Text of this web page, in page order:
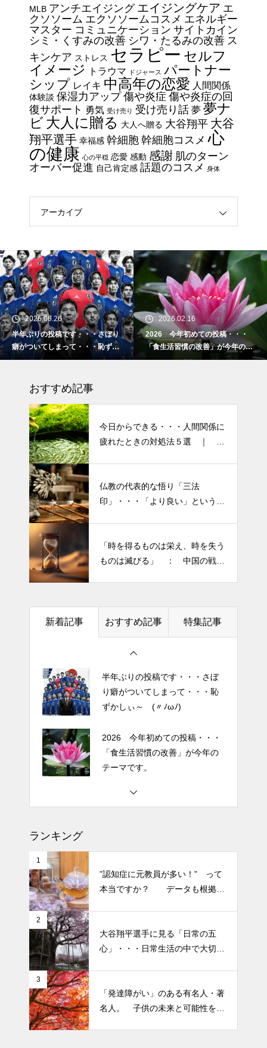
に疲れたときの対処法５選
｜ 心がラクになる考え方
エイジングケアで最近気になっ
ているスキンケア製品・・・幹
細胞コスメ vs エクソソーム
コスメ②
エイジングケアで最近気になっ
ているスキンケア製品・・・幹
細胞コスメ vs エクソソーム
コスメ ①
エイジングケアで最近気になっ
ているスキンケア製品・・・幹
細胞コスメ ③
土用の丑の日・・・余計なこと
を言ってすみませんでした。大
人気なかったですね・・・
半年ぶりの投稿です・・・さぼ
「食生活習慣の改善」が今年の
テーマです。
「山本由伸 完投｜2025年WS ド
ジャースVSブルージェイズで魅
大谷翔平選手 伝説の一
夜・・・ドジャースをワールド
跡
に疲れたときの対処法５選
ているスキンケア製品・・・幹
細胞コスメ vs エクソソーム
コスメ②
ているスキンケア製品・・・幹
細胞コスメ vs エクソソーム
コスメ ①
細胞コスメ ③
MLB アンチエイジング エイジングケア エ
クソソーム エクソソームコスメ エネルギー
マスター コミュニケーション サイトカイン
シミ・くすみの改善 シワ・たるみの改善 ス
キンケア ストレス セラピー セルフ
イメージ
トラウマ ドジャース パートナー
シップ レイキ 中高年の恋愛 人間関係
体験談 保湿力アップ傷や炎症 傷や炎症の回
復サポート 勇気 受け売り 受け売り話 夢 夢ナ
ビ 大人に贈る 大人へ贈る 大谷翔平 大谷
翔平選手 幸福感 幹細胞幹細胞コスメ 心
の健康 心の平穏 恋愛 感動 感謝 肌のターン
オーバー促進 自己肯定感 話題のコスメ 身体
アーカイブ
2026.06.26
半年ぶりの投稿です・・・さぼり
癖がついてしまって・・・恥ずか
しぃ～ (〃ﾉωﾉ)
2026.02.16
2026 今年初めての投稿・・・
「食生活習慣の改善」が今年のテ
ーマです。
おすすめ記事
今日からできる・・・人間関係に
疲れたときの対処法５選 ｜ 心
仏教の代表的な悟り「三法
印」・・・「より良い」という気
「時を得るものは栄え、時を失う
ものは滅びる」 ： 中国の戦国
新着記事 おすすめ記事 特集記事
半年ぶりの投稿です・・・さぼ
り癖がついてしまって・・・恥
ずかしぃ～ (〃ﾉωﾉ)
2026 今年初めての投稿・・・
テーマです。
土用の丑の日・・・余計なこと
半年ぶりの投稿です・・・さぼ
り癖がついてしまって・・・恥
ずかしぃ～ (〃ﾉωﾉ)
2026 今年初めての投稿・・・
「食生活習慣の改善」が今年の
テーマです。
り癖がついてしまって・・・恥
ずかしぃ～ (〃ﾉωﾉ)
「食生活習慣の改善」が今年の
テーマです。
ランキング
1
”認知症に元教員が多い！” って
本当ですか？ データも根拠も
2
大谷翔平選手に見る「日常の五
心」・・・日常生活の中で大切
3
「発達障がい」のある有名人・著
名人。 子供の未来と可能性を秘